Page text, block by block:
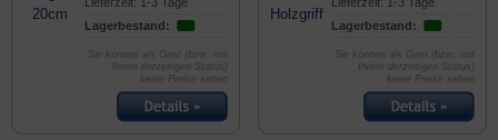
Lagerbestand:
Sie können als Gast (bzw. mit
Ihrem derzeitigen Status)
keine Preise sehen
Lagerbestand:
Sie können als Gast (bzw. mit
Ihrem derzeitigen Status)
keine Preise sehen